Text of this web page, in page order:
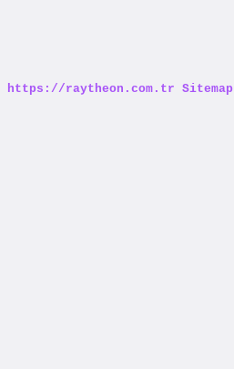
https://raytheon.com.tr Sitemap